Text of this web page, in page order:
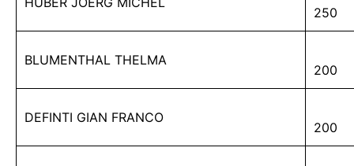
250
BLUMENTHAL THELMA
200
DEFINTI GIAN FRANCO
200